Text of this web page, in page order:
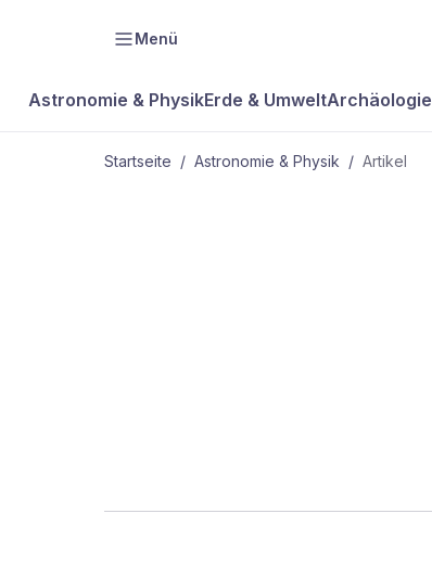
Menü
Astronomie & PhysikErde & UmweltArchäologie
Startseite / Astronomie & Physik / Artikel